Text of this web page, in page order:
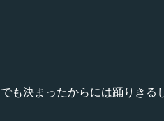
でも決まったからには踊りきる